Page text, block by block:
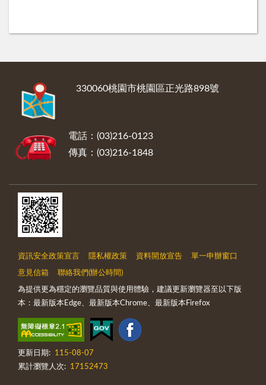
330060桃園市桃園區正光路898號
電話：(03)216-0123
傳真：(03)216-1848
資訊安全政策宣言 隱私權政策 資料開放宣告 單一申辦窗口
意見信箱 聯絡我們(辦公時間)
為提供更為穩定的瀏覽品質與使用體驗，建議更新瀏覽器至以下版
本：最新版本Edge、最新版本Chrome、最新版本Firefox
更新日期:
115-08-07
累計瀏覽人次:
17152473